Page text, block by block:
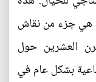
هي جزء من نقاش
العشرين حول
بشكل عام في